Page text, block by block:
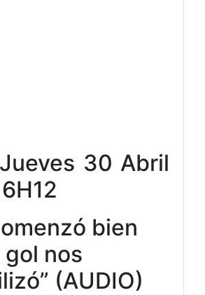
30 Abril
bien
nos
(AUDIO)